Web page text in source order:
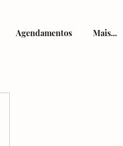
Agendamentos Mais...